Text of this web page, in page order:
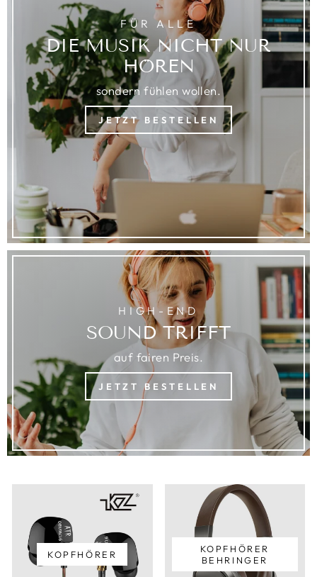
FÜR ALLE
DIE MUSIK NICHT NUR
HÖREN
sondern fühlen wollen.
JETZT BESTELLEN
HIGH-END
SOUND TRIFFT
auf fairen Preis.
JETZT BESTELLEN
KOPFHÖRER
KOPFHÖRER
BEHRINGER